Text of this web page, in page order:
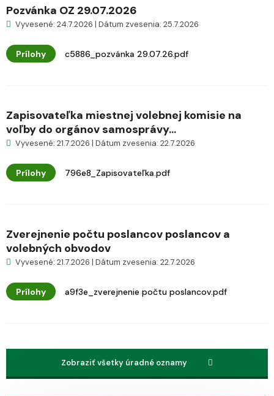
Pozvánka OZ 29.07.2026
Vyvesené: 24.7.2026 | Dátum zvesenia: 25.7.2026
Prílohy c5886_pozvánka 29.07.26.pdf
Zapisovateľka miestnej volebnej komisie na
voľby do orgánov samosprávy...
Vyvesené: 21.7.2026 | Dátum zvesenia: 22.7.2026
Prílohy 796e8_Zapisovateľka.pdf
Zverejnenie počtu poslancov poslancov a
volebných obvodov
Vyvesené: 21.7.2026 | Dátum zvesenia: 22.7.2026
Prílohy a9f3e_zverejnenie počtu poslancov.pdf
Zobraziť všetky úradné oznamy